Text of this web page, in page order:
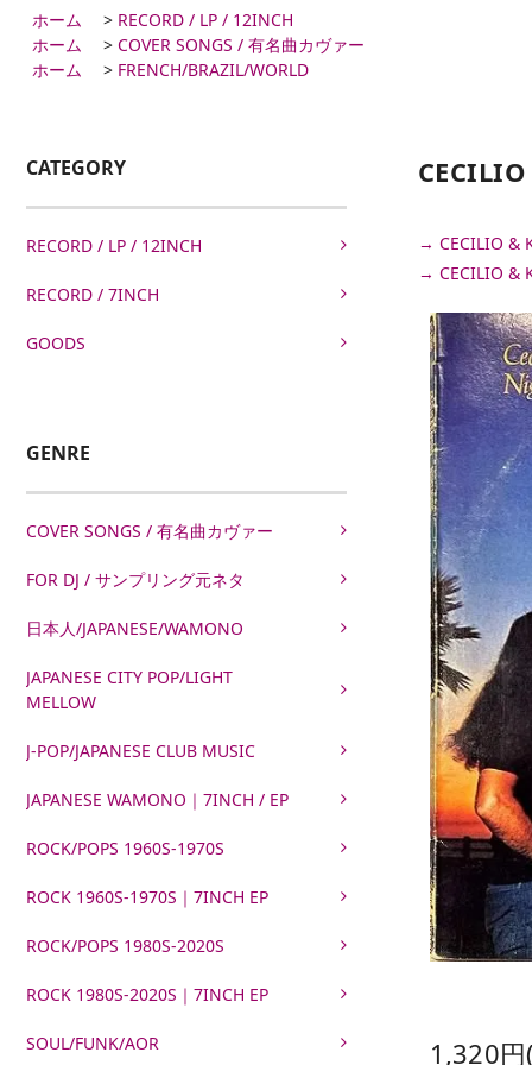
ホーム > RECORD / LP / 12INCH
ホーム
> COVER SONGS / 有名曲カヴァー
ホーム
> FRENCH/BRAZIL/WORLD
CATEGORY
RECORD / LP / 12INCH
RECORD / 7INCH
GOODS
GENRE
COVER SONGS / 有名曲カヴァー
FOR DJ / サンプリング元ネタ
日本人/JAPANESE/WAMONO
JAPANESE CITY POP/LIGHT
MELLOW
J-POP/JAPANESE CLUB MUSIC
JAPANESE WAMONO｜7INCH / EP
ROCK/POPS 1960S-1970S
ROCK 1960S-1970S｜7INCH EP
ROCK/POPS 1980S-2020S
ROCK 1980S-2020S｜7INCH EP
SOUL/FUNK/AOR
→ CECILIO &
→ CECILIO &
1,320